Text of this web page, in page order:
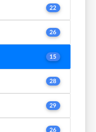
22
26
15
28
29
26